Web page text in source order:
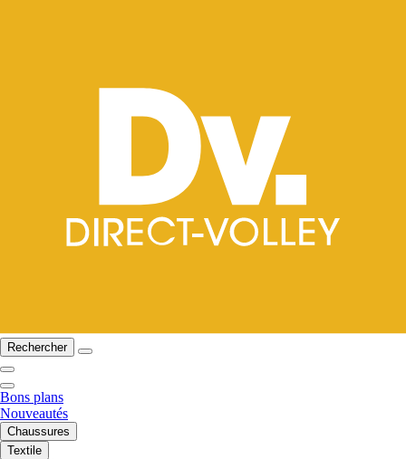
Rechercher
Bons plans
Nouveautés
Chaussures
Textile